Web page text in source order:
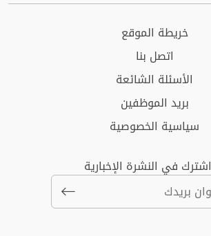
خريطة الموقع
اتصل بنا
الأسئلة الشائعة
بريد الموظفين
سياسية الخصوصية
اشترك في النشرة الإخبارية